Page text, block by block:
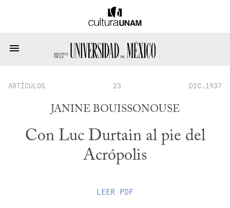
ARTÍCULOS 23 DIC.1937
JANINE BOUISSONOUSE
Con Luc Durtain al pie del
Acrópolis
LEER PDF